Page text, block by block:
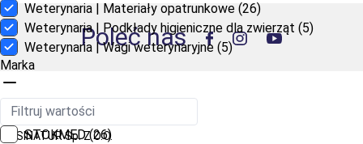
Poleć nas
Dane adresowe
SINATUR Sp. Z O.O.
Weterynaria | Materiały opatrunkowe (26)
Weterynaria | Podkłady higieniczne dla zwierząt (5)
Weterynaria | Wagi weterynaryjne (5)
Marka
STOKMED(26)